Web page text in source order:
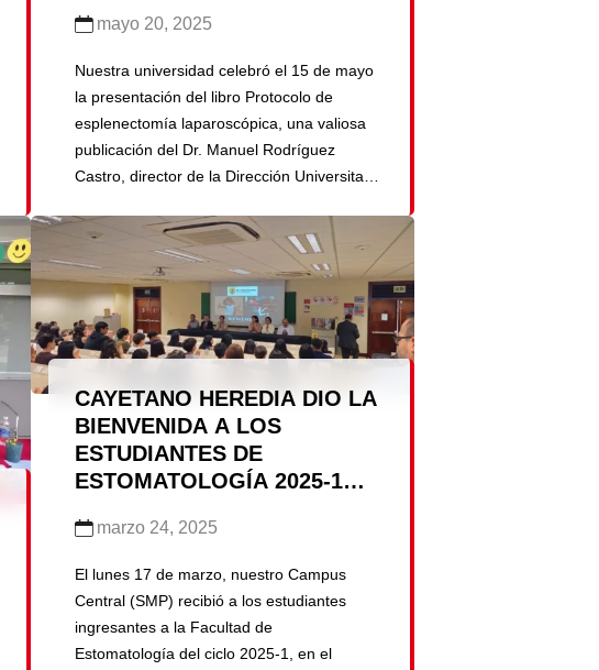
FORMACIÓN Y
ESPECIALISTAS
mayo 20, 2025
Nuestra universidad celebró el 15 de mayo
la presentación del libro Protocolo de
esplenectomía laparoscópica, una valiosa
publicación del Dr. Manuel Rodríguez
Castro, director de la Dirección Universitaria
representa un importante aporte al campo
de la cirugía mínimamente invasiva, al
ofrecer una guía detallada y basada en
evidencia sobre […]
CAYETANO HEREDIA DIO LA
BIENVENIDA A LOS
ESTUDIANTES DE
ESTOMATOLOGÍA 2025-1
INDUCCIÓN
marzo 24, 2025
El lunes 17 de marzo, nuestro Campus
Central (SMP) recibió a los estudiantes
ingresantes a la Facultad de
Estomatología del ciclo 2025-1, en el